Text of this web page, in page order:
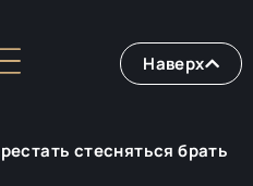
Наверх
стесняться брать